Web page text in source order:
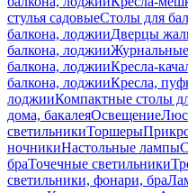
стулья садовыеСтолы для
балкона, лоджииДверцы
балкона, лоджии
балкона, лоджииКресла-
балкона, лоджииКресла,
лоджииКомпактные столы
дома, бакалеяОсвещение
светильникиТоршеры
ночникиНастольные лампы
браТочечные светильники
светильники, фонари, бра